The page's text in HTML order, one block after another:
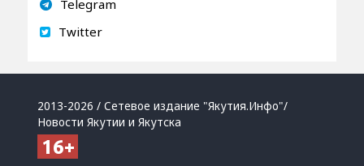
Telegram
Twitter
2013-2026 / Сетевое издание "Якутия.Инфо"/
Новости Якутии и Якутска